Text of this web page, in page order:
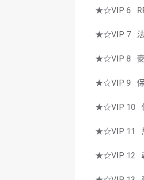
★☆VIP 6 RR
★☆VIP 7 法
★☆VIP 8 麥
★☆VIP 9 保
★☆VIP 10 保
★☆VIP 11 馬
★☆VIP 12 戰